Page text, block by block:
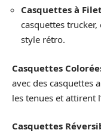
Casquettes à Filet
casquettes
style rétro.
Casquettes
avec des casquettes
les tenues et attirent
Casquettes